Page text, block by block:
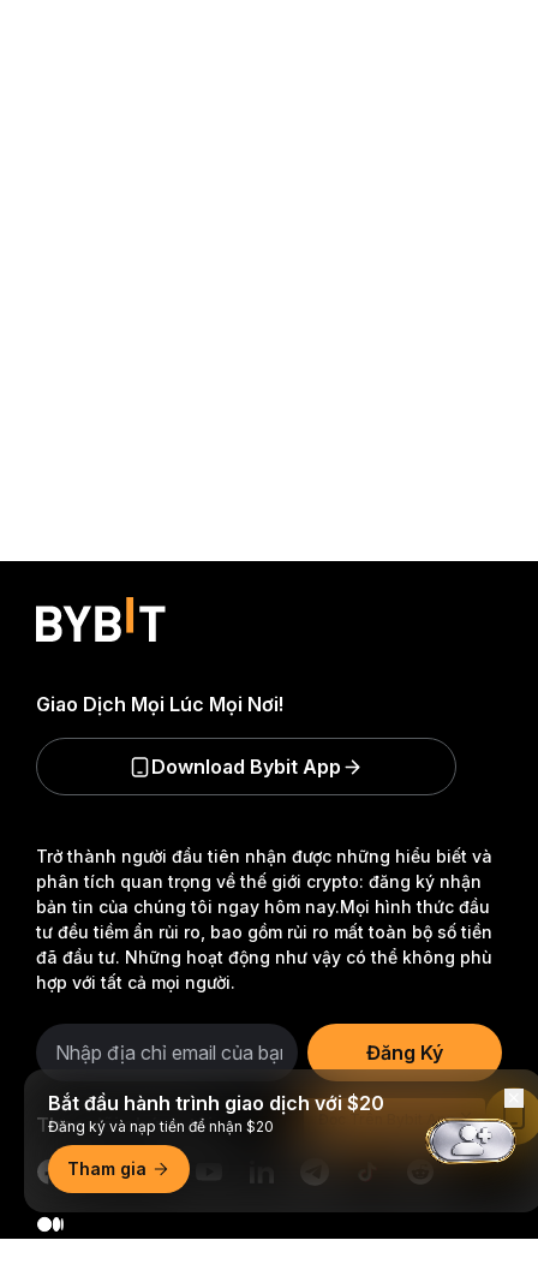
Trở thành người đầu tiên nhận được những hiểu biết và
phân tích quan trọng về thế giới crypto: đăng ký nhận
bản tin của chúng tôi ngay hôm nay.Mọi hình thức đầu
tư đều tiềm ẩn rủi ro, bao gồm rủi ro mất toàn bộ số tiền
đã đầu tư. Những hoạt động như vậy có thể không phù
hợp với tất cả mọi người.
Đăng Ký
Theo dõi chúng tôi
Giao Dịch Mọi Lúc Mọi Nơi!
Download Bybit App
Bắt đầu hành trình giao dịch với $20
Đăng ký và nạp tiền để nhận $20
Tham gia
Đọc Trên Bybit App